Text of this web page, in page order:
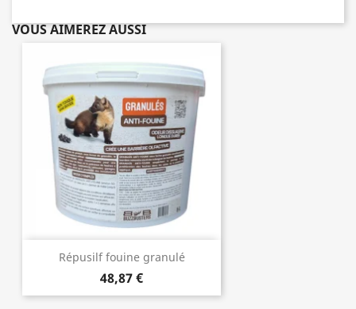
VOUS AIMEREZ AUSSI
Répusilf fouine granulé
48,87 €